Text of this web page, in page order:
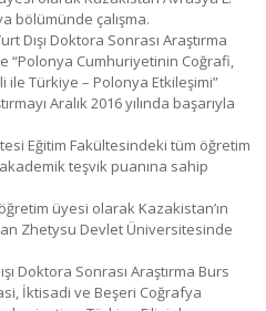
bölümünde çalışma.
Dışı Doktora Sonrası Araştırma
“Polonya Cumhuriyetinin Coğrafi,
Türkiye – Polonya Etkileşimi”
Aralık 2016 yılında başarıyla
Eğitim Fakültesindeki tüm öğretim
teşvik puanına sahip
üyesi olarak Kazakistan’ın
Zhetysu Devlet Üniversitesinde
Doktora Sonrası Araştırma Burs
İktisadi ve Beşeri Coğrafya